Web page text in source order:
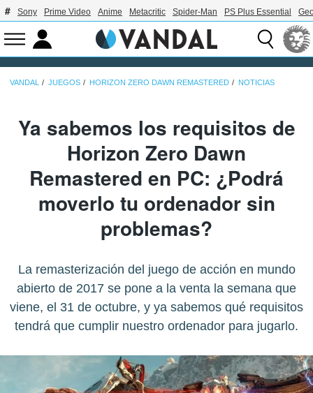
Sony Prime Video Anime Metacritic Spider-Man PS Plus Essential
VANDAL JUEGOS HORIZON ZERO DAWN REMASTERED NOTICIAS
Ya sabemos los requisitos de
Horizon Zero Dawn
Remastered en PC: ¿Podrá
moverlo tu ordenador sin
problemas?
La remasterización del juego de acción en mundo
abierto de 2017 se pone a la venta la semana que
viene, el 31 de octubre, y ya sabemos qué requisitos
tendrá que cumplir nuestro ordenador para jugarlo.